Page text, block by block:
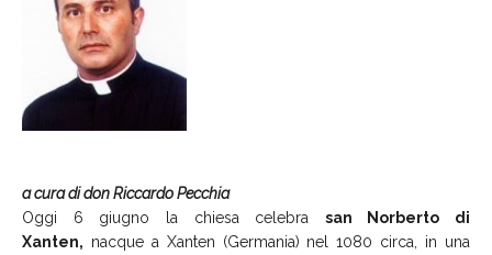
a cura di don Riccardo Pecchia
Oggi 6 giugno la chiesa celebra san Norberto di
Xanten, nacque a Xanten (Germania) nel 1080 circa, in una